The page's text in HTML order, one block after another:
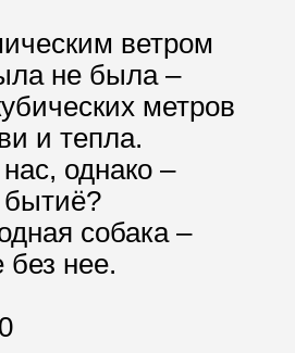
ветром
не была –
метров
и тепла.
однако –
бытиё?
собака –
нее.